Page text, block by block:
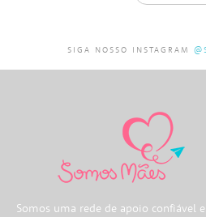
SIGA NOSSO INSTAGRAM
Somos uma rede de apoio confiável